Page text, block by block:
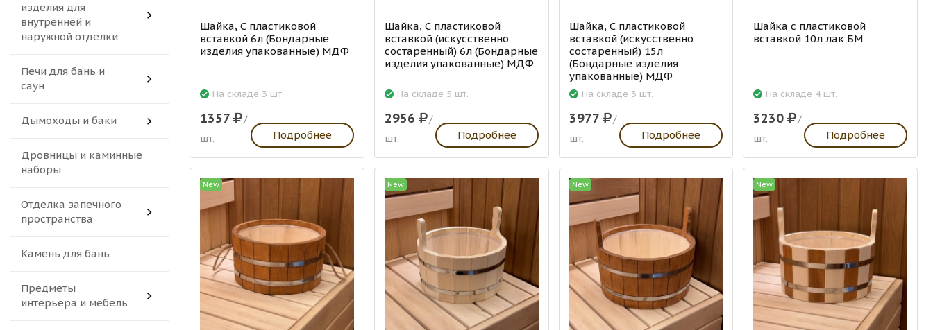
изделия для
внутренней и
наружной отделки
Печи для бань и
саун
Дымоходы и баки
Дровницы и каминные
наборы
Отделка запечного
пространства
Камень для бань
Предметы
интерьера и мебель
Шайка, С пластиковой
вставкой 6л (Бондарные
изделия упакованные) МДФ
На складе 3 шт.
1357
/
шт.
Подробнее
Шайка, С пластиковой
вставкой (искусственно
состаренный) 6л (Бондарные
изделия упакованные) МДФ
На складе 5 шт.
2956
/
шт.
Подробнее
Шайка, С пластиковой
вставкой (искусственно
состаренный) 15л
(Бондарные изделия
упакованные) МДФ
На складе 3 шт.
3977
/
шт.
Подробнее
Шайка с пластиковой
вставкой 10л лак БМ
На складе 4 шт.
3230
/
шт.
Подробнее
New New New New